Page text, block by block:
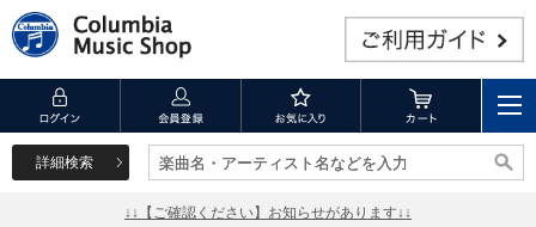
詳細検索 楽曲名・アーティスト名などを入力
楽曲名・アーティスト名などを入力
↓↓【ご確認ください】お知らせがあります↓↓